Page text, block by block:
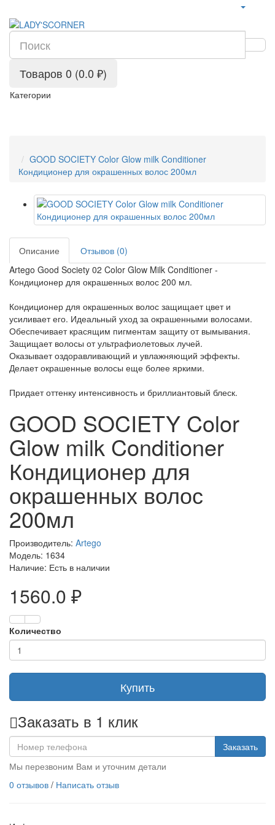
Товаров 0 (0.0 ₽)
Категории
GOOD SOCIETY Color Glow milk Conditioner
Кондиционер для окрашенных волос 200мл
Описание
Отзывов (0)
Artego Good Society 02 Color Glow Milk Conditioner -
Кондиционер для окрашенных волос 200 мл.
Кондиционер для окрашенных волос защищает цвет и
усиливает его. Идеальный уход за окрашенными волосами.
Обеспечивает красящим пигментам защиту от вымывания.
Защищает волосы от ультрафиолетовых лучей.
Оказывает оздоравливающий и увлажняющий эффекты.
Делает окрашенные волосы еще более яркими.
Придает оттенку интенсивность и бриллиантовый блеск.
GOOD SOCIETY Color
Glow milk Conditioner
Кондиционер для
окрашенных волос
200мл
Производитель: Artego
Модель: 1634
Наличие: Есть в наличии
1560.0 ₽
Количество
Купить
Заказать в 1 клик
Заказать
Мы перезвоним Вам и уточним детали
0 отзывов / Написать отзыв